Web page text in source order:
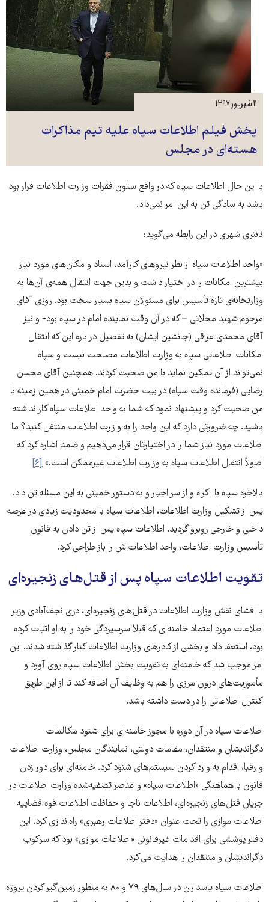
پخش فیلم اطلاعات سپاه علیه تیم مذاکرات
هسته‌ای در مجلس
۱۱ شهریور ۱۳۹۷
با این حال اطلاعات سپاه که در واقع ستون فقرات وزارت اطلاعات قرار بود
باشد به سادگی تن به این امر نمی‌داد.
ناننری شهری در این رابطه می‌گوید:‌
«واحد اطلاعات سپاه از نظر نیروهای کارآمد، ‌اسناد و مکان‌های مورد نیاز
بیشترین امکانات را در اختیار داشت و بدین جهت انتقال همه‌ی آن‌ها به
وزارتخانه‌ی تازه تأسیس برای مسئولان سپاه بسیار سخت بود. روزی آقای
مرحوم شهید محلاتی – که در آن وقت نماینده امام در سپاه بود- و نیز
آقای محمدی عراقی (جانشین ایشان) به تفصیل در باره این که انتقال
امکانات اطلاعاتی سپاه به وزارت اطلاعات مصلحت نیست و سپاه
نمی‌تواند از آن تمکین نماید با من صحبت کردند. همچنین آقای محسن
رضایی (فرمانده وقت سپاه) در بیت حضرت امام خمینی در همین زمینه با
من صحبت کرد و پیشنهاد نمود که شما به واحد اطلاعات سپاه کار نداشته
باشید. چه ضرورتی دارد که این واحد را به وازرت اطلاعات منتقل کنید؟ ما
اطلاعات مورد نیاز شما را در اختیارتان قرار می‌دهیم و ضمنا اشاره کرد که
اصولاً انتقال اطلاعات سپاه به وزارت اطلاعات غیرممکن است.»[۶]
بالاخره سپاه با اکراه و از سر اجبار و به دستور خمینی به این مسئله تن داد.
پس از تشکیل وزارت اطلاعات، اطلاعات سپاه با محدودیت زیادی در عرصه
داخلی و خارجی روبرو گردید. اطلاعات سپاه پس از تن دادن به قانون
تأسیس وزارت اطلاعات، واحد اطلاعات‌اش را باز طراحی کرد.
تقویت اطلاعات سپاه پس از قتل‌های زنجیره‌ای
با افشای نقش وزارت اطلاعات در قتل های زنجیره ای، دری نجف‌آبادی وزیر
اطلاعات مورد اعتماد خامنه ای که قبلاً سرسپردگی خود را به او اثبات کرده
بود، استعفا داد و بخشی از کادرهای وزارت اطلاعات کنار گذاشته شدند. این
امر موجب شد که خامنه ای به تقویت بخش اطلاعات سپاه روی آورد و
مأموریت‌های درون مرزی را هم به وظایف آن اضافه کند تا از این طریق
کنترل اطلاعاتی را در دست داشته باشد.
اطلاعات سپاه در آن دوره با مجوز خامنه ای برای شنود مکالمات
دگراندیشان و منتقدان، مقامات دولتی، نمایندگان مجلس، وزارت اطلاعات
و رقبا، اقدام به وارد کردن سیستم های شنود کرد. خامنه ای برای دور زدن
قانون با هماهنگی «اطلاعات سپاه» و عناصر تصفیه‌شده وزارت اطلاعات در
جریان قتل های زنجیره ای، اطلاعات ناجا و حفاظت اطلاعات قوه قضاییه
اطلاعات موازی را تحت عنوان «دفتر اطلاعات رهبری» راه‌اندازی کرد. این
دفتر پوششی برای اقدامات غیرقانونی «اطلاعات موازی» بود که سرکوب
دگراندیشان و منتقدان را هدایت می‌کرد.
اطلاعات سپاه پاسداران در سال‌های ۷۹ و ۸۰ به منظور زمین‌گیر کردن پروژه